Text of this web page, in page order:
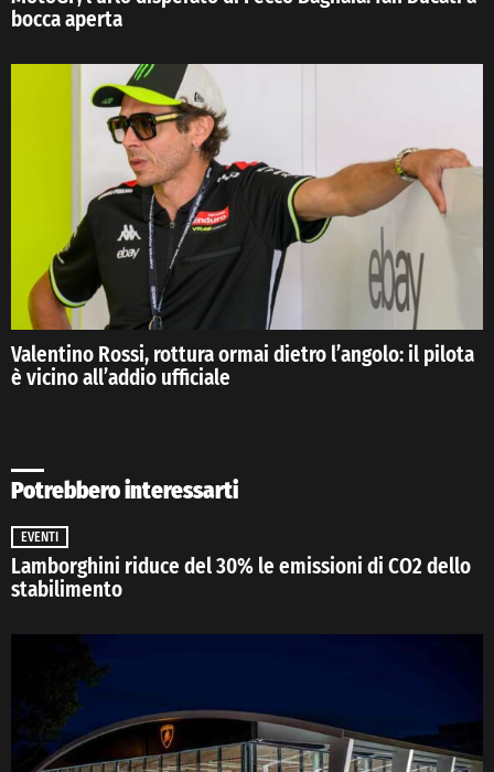
bocca aperta
Valentino Rossi, rottura ormai dietro l’angolo: il pilota
è vicino all’addio ufficiale
Potrebbero interessarti
EVENTI
Lamborghini riduce del 30% le emissioni di CO2 dello
stabilimento